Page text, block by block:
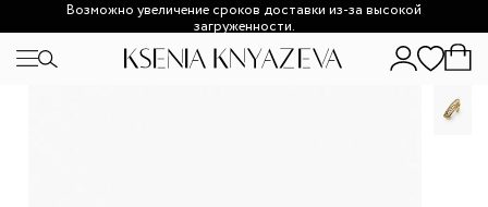
Возможно увеличение сроков доставки из-за высокой
загруженности.